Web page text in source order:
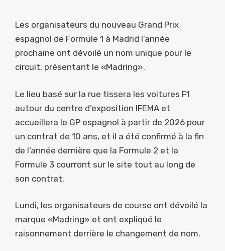
Les organisateurs du nouveau Grand Prix
espagnol de Formule 1 à Madrid l’année
prochaine ont dévoilé un nom unique pour le
circuit, présentant le «Madring».
Le lieu basé sur la rue tissera les voitures F1
autour du centre d’exposition IFEMA et
accueillera le GP espagnol à partir de 2026 pour
un contrat de 10 ans, et il a été confirmé à la fin
de l’année dernière que la Formule 2 et la
Formule 3 courront sur le site tout au long de
son contrat.
Lundi, les organisateurs de course ont dévoilé la
marque «Madring» et ont expliqué le
raisonnement derrière le changement de nom.